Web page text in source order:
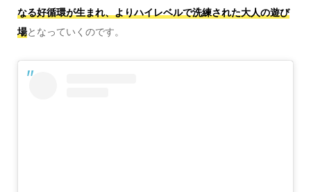
なる好循環が生まれ、よりハイレベルで洗練された大人の遊び
場となっていくのです。